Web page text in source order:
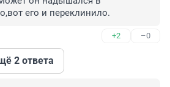
его и переклинило.
+2 –0
2 ответа